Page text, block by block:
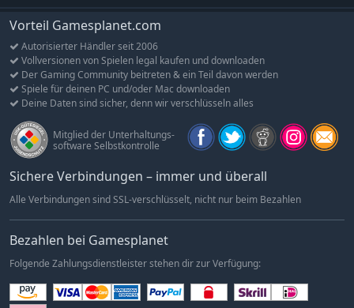
Vorteil Gamesplanet.com
Autorisierter Händler seit 2006
Vollversionen von Spielen legal kaufen und downloaden
Der Gaming Community beitreten & ein Teil davon werden
Spiele für deinen PC und/oder Mac downloaden
Deine Daten sind sicher, denn wir verschlüsseln alles
Mitglied der Unterhaltungs-
software Selbstkontrolle
Sichere Verbindungen – immer und überall
Alle Verbindungen sind SSL-verschlüsselt, nicht nur beim Bezahlen
Bezahlen bei Gamesplanet
Folgende Zahlungsdienstleister stehen dir zur Verfügung: